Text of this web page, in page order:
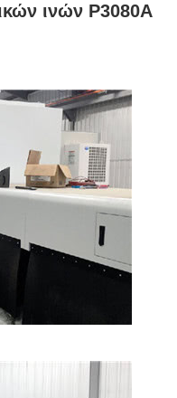
ινών P3080A